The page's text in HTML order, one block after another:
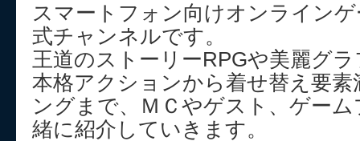
スマートフォン向けオンライン
式チャンネルです。
王道のストーリーRPGや美麗グ
本格アクションから着せ替え要
ングまで、ＭＣやゲスト、ゲー
緒に紹介していきます。